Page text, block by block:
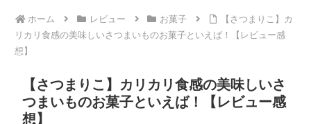
ホーム レビュー お菓子
【さつまりこ】カ
リカリ食感の美味しいさつまいものお菓子といえば！【レビュー感
想】
【さつまりこ】カリカリ食感の美味しいさ
つまいものお菓子といえば！【レビュー感
想】